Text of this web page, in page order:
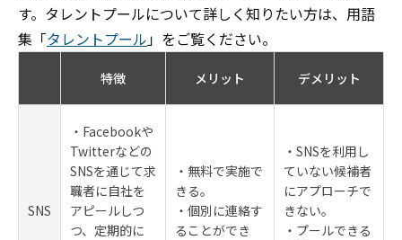
す。タレントプールについて詳しく知りたい方は、用語
集「タレントプール」をご覧ください。
特徴 メリット デメリット
SNS
・Facebookや
Twitterなどの
SNSを通じて求
職者に自社を
アピールしつ
つ、定期的に
・無料で実施で
きる。
・個別に連絡す
ることができ
・SNSを利用し
ていない候補者
にアプローチで
きない。
・プールできる